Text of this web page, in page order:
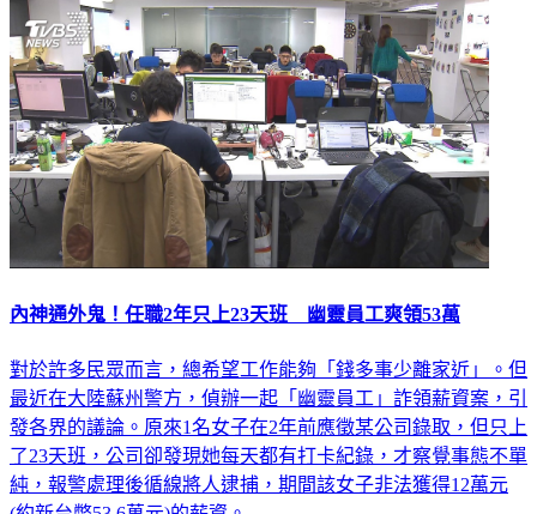
內神通外鬼！任職2年只上23天班 幽靈員工爽領53萬
對於許多民眾而言，總希望工作能夠「錢多事少離家近」。但
最近在大陸蘇州警方，偵辦一起「幽靈員工」詐領薪資案，引
發各界的議論。原來1名女子在2年前應徵某公司錄取，但只上
了23天班，公司卻發現她每天都有打卡紀錄，才察覺事態不單
純，報警處理後循線將人逮捕，期間該女子非法獲得12萬元